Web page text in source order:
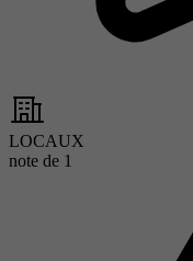
LOCAUX
note de 1